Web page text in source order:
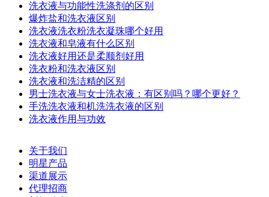
洗衣液与功能性洗涤剂的区别
爆炸盐和洗衣液区别
洗衣液洗衣粉洗衣凝珠哪个好用
洗衣液和皂液有什么区别
洗衣液好用还是柔顺剂好用
洗衣粉和洗衣液区别
洗衣液和洗洁精的区别
男士洗衣液与女士洗衣液：有区别吗？哪个更好？
手洗洗衣液和机洗洗衣液的区别
洗衣液作用与功效
关于我们
明星产品
渠道展示
代理招商